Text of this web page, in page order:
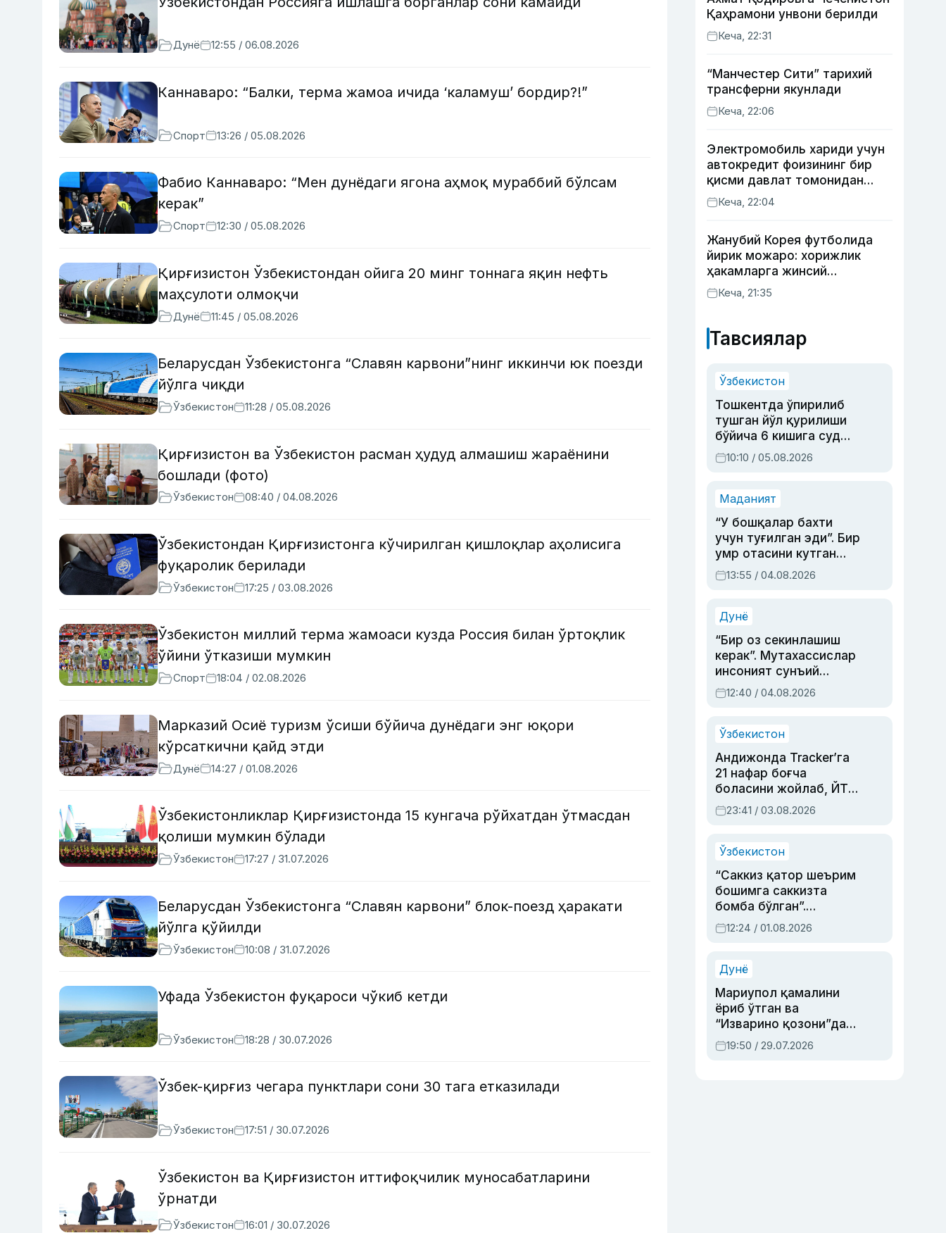
Дунё 12:55 / 06.08.2026
Каннаваро: “Балки, терма жамоа ичида ‘каламуш’ бордир?!”
Спорт 13:26 / 05.08.2026
Фабио Каннаваро: “Мен дунёдаги ягона аҳмоқ мураббий бўлсам
керак”
Спорт 12:30 / 05.08.2026
Қирғизистон Ўзбекистондан ойига 20 минг тоннага яқин нефть
маҳсулоти олмоқчи
Дунё 11:45 / 05.08.2026
Беларусдан Ўзбекистонга “Славян карвони”нинг иккинчи юк поезди
йўлга чиқди
Ўзбекистон 11:28 / 05.08.2026
Қирғизистон ва Ўзбекистон расман ҳудуд алмашиш жараёнини
бошлади (фото)
Ўзбекистон 08:40 / 04.08.2026
Ўзбекистондан Қирғизистонга кўчирилган қишлоқлар аҳолисига
фуқаролик берилади
Ўзбекистон 17:25 / 03.08.2026
Ўзбекистон миллий терма жамоаси кузда Россия билан ўртоқлик
ўйини ўтказиши мумкин
Спорт 18:04 / 02.08.2026
Марказий Осиё туризм ўсиши бўйича дунёдаги энг юқори
кўрсаткични қайд этди
Дунё 14:27 / 01.08.2026
Ўзбекистонликлар Қирғизистонда 15 кунгача рўйхатдан ўтмасдан
қолиши мумкин бўлади
Ўзбекистон 17:27 / 31.07.2026
Беларусдан Ўзбекистонга “Славян карвони” блок-поезд ҳаракати
йўлга қўйилди
Ўзбекистон 10:08 / 31.07.2026
Уфада Ўзбекистон фуқароси чўкиб кетди
Ўзбекистон 18:28 / 30.07.2026
Ўзбек-қирғиз чегара пунктлари сони 30 тага етказилади
Ўзбекистон 17:51 / 30.07.2026
Ўзбекистон ва Қирғизистон иттифоқчилик муносабатларини
ўрнатди
Ўзбекистон 16:01 / 30.07.2026
Қаҳрамони унвони берилди
Кеча, 22:31
“Манчестер Сити” тарихий
трансферни якунлади
Кеча, 22:06
Электромобиль хариди учун
автокредит фоизининг бир
қисми давлат томонидан
қоплаб берилиши мумкин
Кеча, 22:04
Жанубий Корея футболида
йирик можаро: хорижлик
ҳакамларга жинсий
хизматлар кўрсатилгани
маълум қилинди
Кеча, 21:35
Тавсиялар
Ўзбекистон
Тошкентда ўпирилиб
тушган йўл қурилиши
бўйича 6 кишига суд
ҳукми ўқилди
10:10 / 05.08.2026
Маданият
“У бошқалар бахти
учун туғилган эди”. Бир
умр отасини кутган
актриса ва дубльяж
устаси Римма
синовларга тўла ҳаёти
13:55 / 04.08.2026
Дунё
“Бир оз секинлашиш
керак”. Мутахассислар
инсоният сунъий
интеллектни бошқара
олмай қолишидан
12:40 / 04.08.2026
Ўзбекистон
Андижонда Tracker’га
21 нафар боғча
боласини жойлаб, ЙТҲ
содир этган аёлга суд
ҳукми ўқилди
23:41 / 03.08.2026
Ўзбекистон
“Саккиз қатор шеърим
бошимга саккизта
бомба бўлган”.
Абдулла Ориповни
сиёсий айбловлардан
12:24 / 01.08.2026
Дунё
Мариупол қамалини
ёриб ўтган ва
“Изварино қозони”дан
чиққан қаҳрамон —
Украина армияси бош
19:50 / 29.07.2026